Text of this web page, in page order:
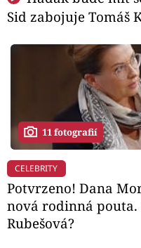
Sid zabojuje Tomáš
11 fotografií
CELEBRITY
Potvrzeno! Dana
nová rodinná pouta.
Rubešová?